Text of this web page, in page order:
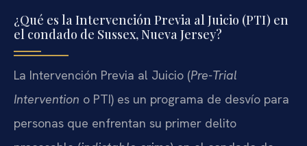
¿Qué es la Intervención Previa al Juicio (PTI) en
el condado de Sussex, Nueva Jersey?
La Intervención Previa al Juicio (Pre-Trial
Intervention o PTI) es un programa de desvío para
personas que enfrentan su primer delito